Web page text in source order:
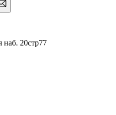
наб. 20стр77